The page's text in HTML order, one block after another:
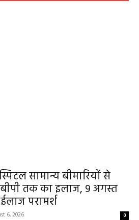
सामान्य बीमारियों से
तक का इलाज, 9 अगस्त
परामर्श
6, 2026 0